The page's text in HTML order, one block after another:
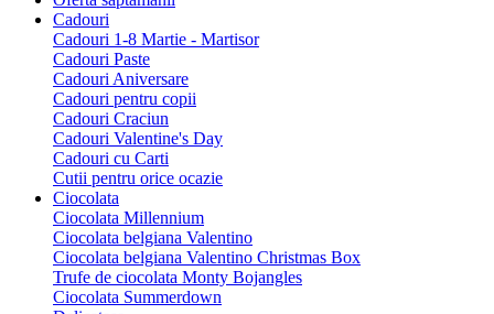
Cadouri
Cadouri 1-8 Martie - Martisor
Cadouri Paste
Cadouri Aniversare
Cadouri pentru copii
Cadouri Craciun
Cadouri Valentine's Day
Cadouri cu Carti
Cutii pentru orice ocazie
Ciocolata
Ciocolata Millennium
Ciocolata belgiana Valentino
Ciocolata belgiana Valentino Christmas Box
Trufe de ciocolata Monty Bojangles
Ciocolata Summerdown